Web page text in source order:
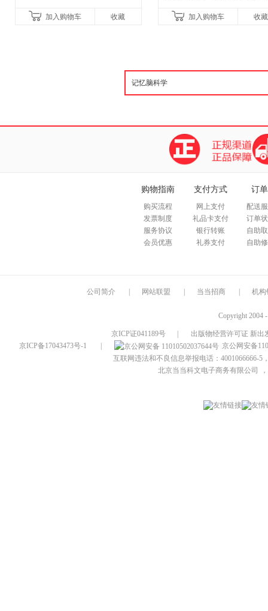
加入购物车 收藏
合“小行动”触发大脑行动开
加入购物车 收藏
购物指南
购买流程
发票制度
服务协议
会员优惠
支付方式
网上支付
礼品卡支付
银行转账
礼券支付
订
配送
订单
自助
自助
公司简介 网站联盟 当当招商 机构
Copyright 2004
京ICP证041189号
出版物经营许可证 新出
京ICP备17043473号-1
京公网安备
互联网违法和不良信息举报电话：4001066666-5
北京当当科文电子商务有限公司